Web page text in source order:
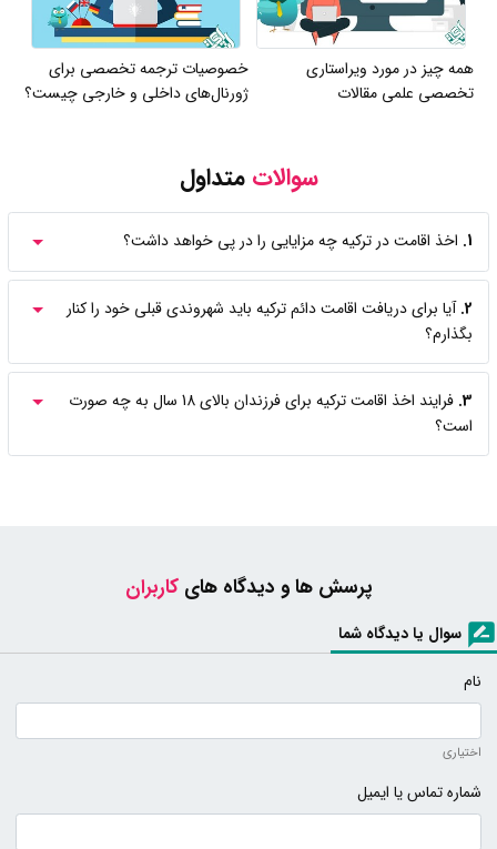
همه چیز در مورد ویراستاری
تخصصی علمی مقالات
خصوصیات ترجمه تخصصی برای
ژورنال‌های داخلی و خارجی چیست؟
سوالاتمتداول
1. اخذ اقامت در ترکیه چه مزایایی را در پی خواهد داشت؟
2. آیا برای دریافت اقامت دائم ترکیه باید شهروندی قبلی خود را کنار
بگذارم؟
3.
فرایند اخذ اقامت ترکیه برای فرزندان بالای 18 سال به چه صورت
است؟
پرسش ها و دیدگاه هایکاربران
سوال یا دیدگاه شما
نام
اختیاری
شماره تماس یا ایمیل